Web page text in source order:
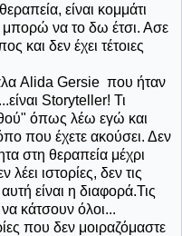
είναι κομμάτι
μπορώ να το δω έτσι. Ασε
και δεν έχει τέτοιες
Alida Gersie που ήταν
Storyteller! Τι
όπως λέω εγώ και
που έχετε ακούσει. Δεν
στη θεραπεία μέχρι
ιστορίες, δεν τις
είναι η διαφορά.Τις
κάτσουν όλοι...
που δεν μοιραζόμαστε